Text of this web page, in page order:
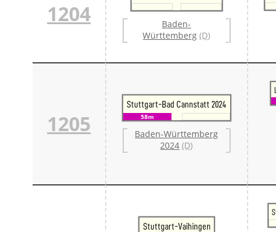
1204
Baden-
Württemberg (D)
1205
Stuttgart-Bad Cannstatt 2024
58m
Baden-Württemberg
2024 (D)
Stuttgart-Vaihingen